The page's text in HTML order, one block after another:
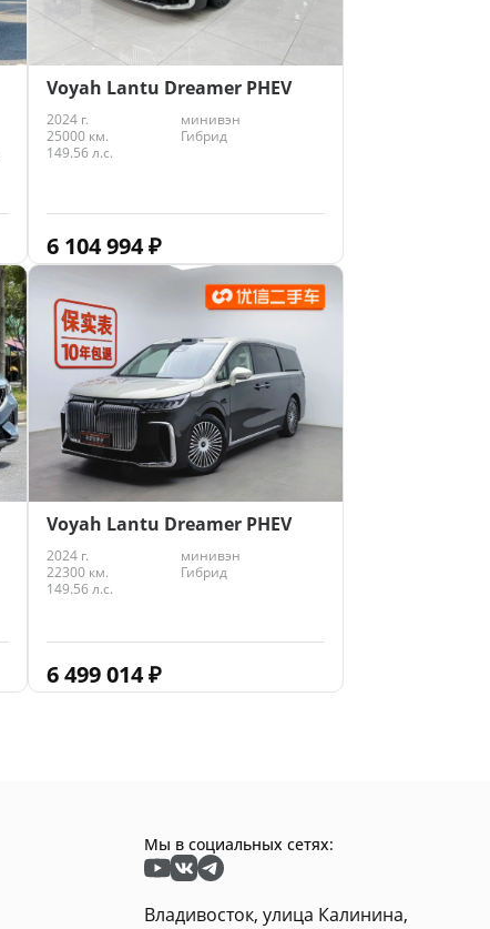
Voyah Lantu Dreamer PHEV
2024 г.
минивэн
25000 км.
Гибрид
149.56 л.с.
6 104 994₽
Voyah Lantu Dreamer PHEV
2024 г.
минивэн
22300 км.
Гибрид
149.56 л.с.
6 499 014₽
Мы в социальных сетях:
Владивосток, улица Калинина,